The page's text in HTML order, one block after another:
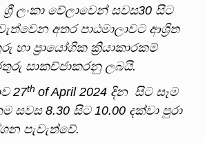
ශ්‍රී ලංකා වේලාවෙන් සවස30 සිට
අතර පාඨමාලාවට ආශ්‍රිත
හා ප්‍රායෝගික ක්‍රියාකාරකම්
සාකච්ජාකරනු ලබයි.
27th of April 2024 දින සිට සෑම
සවස 8.30 සිට 10.00 දක්වා පුරා
පැවැත්වේ.